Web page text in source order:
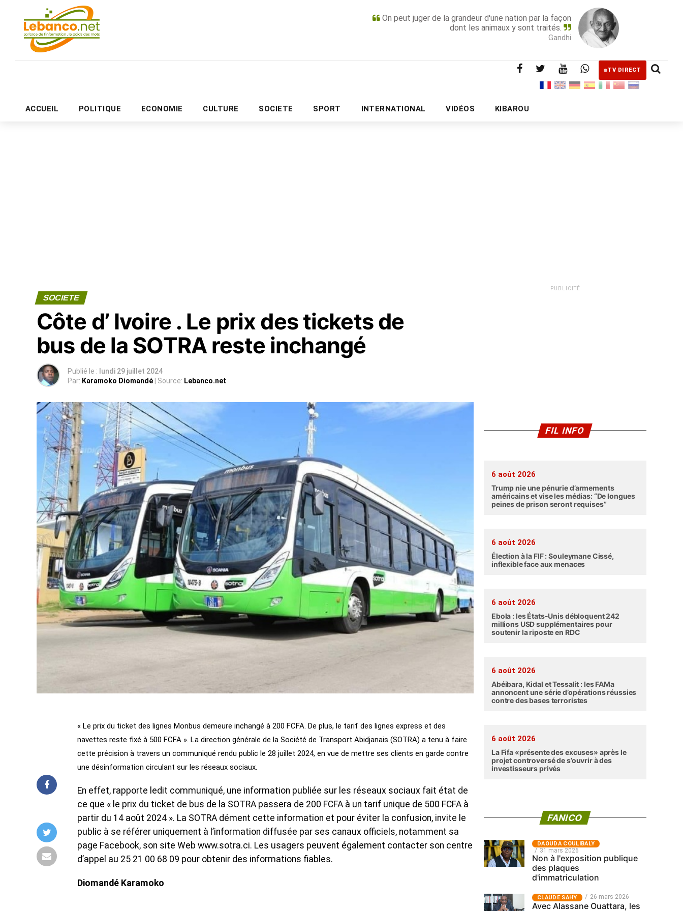
On peut juger de la grandeur d'une nation par la façon
dont les animaux y sont traités.
Gandhi
TV DIRECT
ACCUEIL POLITIQUE ECONOMIE CULTURE SOCIETE SPORT INTERNATIONAL VIDÉOS KIBAROU
PUBLICITÉ
SOCIETE
Côte d’ Ivoire . Le prix des tickets de
bus de la SOTRA reste inchangé
Publié le : lundi 29 juillet 2024
Par: Karamoko Diomandé | Source: Lebanco.net
« Le prix du ticket des lignes Monbus demeure inchangé à 200 FCFA. De plus, le tarif des lignes express et des
navettes reste fixé à 500 FCFA ». La direction générale de la Société de Transport Abidjanais (SOTRA) a tenu à faire
cette précision à travers un communiqué rendu public le 28 juillet 2024, en vue de mettre ses clients en garde contre
une désinformation circulant sur les réseaux sociaux.
En effet, rapporte ledit communiqué, une information publiée sur les réseaux sociaux fait état de
ce que « le prix du ticket de bus de la SOTRA passera de 200 FCFA à un tarif unique de 500 FCFA à
partir du 14 août 2024 ». La SOTRA dément cette information et pour éviter la confusion, invite le
public à se référer uniquement à l’information diffusée par ses canaux officiels, notamment sa
page Facebook, son site Web www.sotra.ci. Les usagers peuvent également contacter son centre
d’appel au 25 21 00 68 09 pour obtenir des informations fiables.
Diomandé Karamoko
PUBLICITÉ
FIL INFO
6 août 2026
Trump nie une pénurie d’armements
américains et vise les médias: “De longues
peines de prison seront requises”
6 août 2026
Élection à la FIF : Souleymane Cissé,
inflexible face aux menaces
6 août 2026
Ebola : les États-Unis débloquent 242
millions USD supplémentaires pour
soutenir la riposte en RDC
6 août 2026
Abéibara, Kidal et Tessalit : les FAMa
annoncent une série d’opérations réussies
contre des bases terroristes
6 août 2026
La Fifa «présente des excuses» après le
projet controversé de s’ouvrir à des
investisseurs privés
FANICO
‎DAOUDA COULIBALY
31 mars 2026
Non à l'exposition publique
des plaques
d'immatriculation
CLAUDE SAHY 26 mars 2026
Avec Alassane Ouattara, les